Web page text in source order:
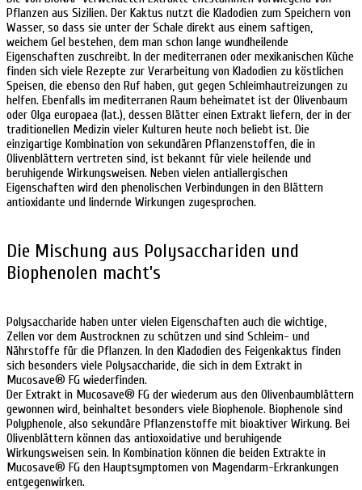
Pflanzen aus Sizilien. Der Kaktus nutzt die Kladodien zum Speichern von
Wasser, so dass sie unter der Schale direkt aus einem saftigen,
weichem Gel bestehen, dem man schon lange wundheilende
Eigenschaften zuschreibt. In der mediterranen oder mexikanischen Küche
finden sich viele Rezepte zur Verarbeitung von Kladodien zu köstlichen
Speisen, die ebenso den Ruf haben, gut gegen Schleimhautreizungen zu
helfen. Ebenfalls im mediterranen Raum beheimatet ist der Olivenbaum
oder Olga europaea (lat.), dessen Blätter einen Extrakt liefern, der in der
traditionellen Medizin vieler Kulturen heute noch beliebt ist. Die
einzigartige Kombination von sekundären Pflanzenstoffen, die in
Olivenblättern vertreten sind, ist bekannt für viele heilende und
beruhigende Wirkungsweisen. Neben vielen antiallergischen
Eigenschaften wird den phenolischen Verbindungen in den Blättern
antioxidante und lindernde Wirkungen zugesprochen.
Die Mischung aus Polysacchariden und
Biophenolen macht’s
Polysaccharide haben unter vielen Eigenschaften auch die wichtige,
Zellen vor dem Austrocknen zu schützen und sind Schleim- und
Nährstoffe für die Pflanzen. In den Kladodien des Feigenkaktus finden
sich besonders viele Polysaccharide, die sich in dem Extrakt in
Mucosave® FG wiederfinden.
Der Extrakt in Mucosave® FG der wiederum aus den Olivenbaumblättern
gewonnen wird, beinhaltet besonders viele Biophenole. Biophenole sind
Polyphenole, also sekundäre Pflanzenstoffe mit bioaktiver Wirkung. Bei
Olivenblättern können das antioxoidative und beruhigende
Wirkungsweisen sein. In Kombination können die beiden Extrakte in
Mucosave® FG den Hauptsymptomen von Magendarm-Erkrankungen
entgegenwirken.